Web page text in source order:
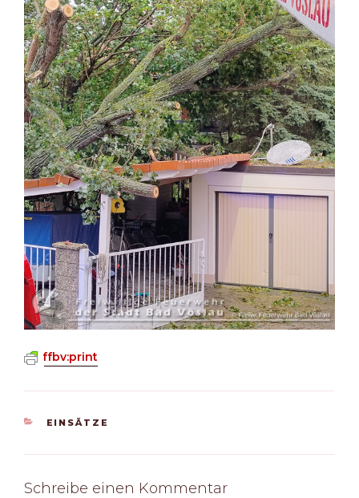
ffbv:print
KATEGORIEN
EINSÄTZE
Schreibe einen Kommentar